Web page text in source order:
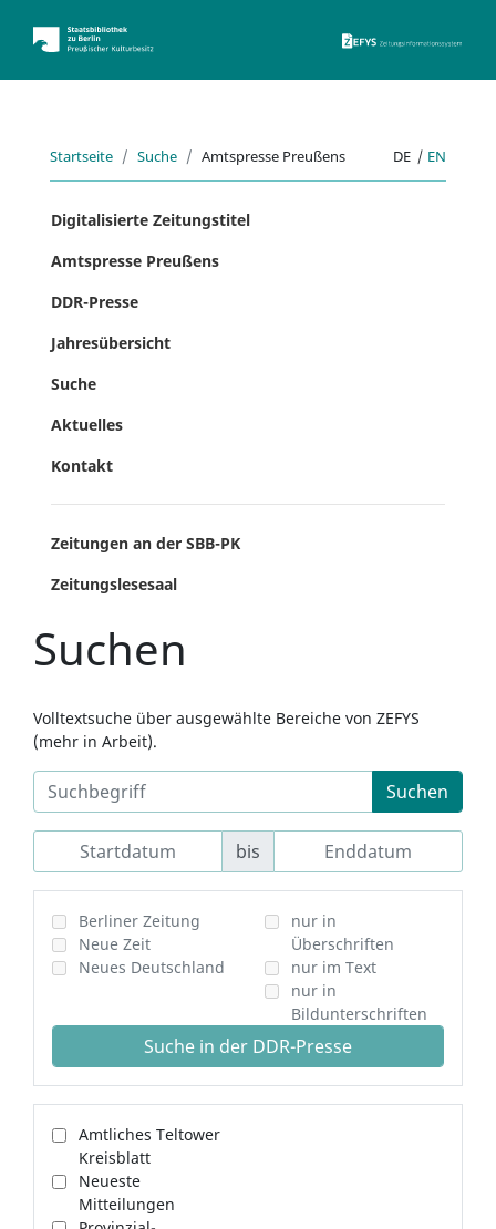
Startseite Suche Amtspresse Preußens DE | EN
Digitalisierte Zeitungstitel
Amtspresse Preußens
DDR-Presse
Jahresübersicht
Suche
Aktuelles
Kontakt
Zeitungen an der SBB-PK
Zeitungslesesaal
Suchen
Volltextsuche über ausgewählte Bereiche von ZEFYS
(mehr in Arbeit).
Suchen
bis
Berliner Zeitung
Neue Zeit
Neues Deutschland
nur in
Überschriften
nur im Text
nur in
Bildunterschriften
Suche in der DDR-Presse
Amtliches Teltower
Kreisblatt
Neueste
Mitteilungen